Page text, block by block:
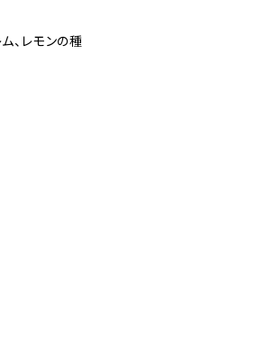
、レモンの種